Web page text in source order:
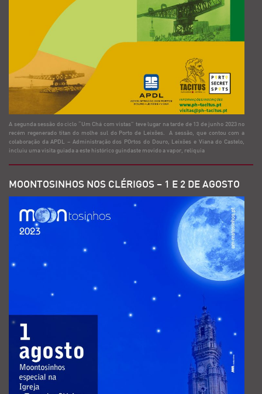
A segunda sessão do ciclo “Um Chá com vistas” teve lugar na tarde de 13 de junho 2023 no
recém regenerado titan do molhe sul do Porto de Leixões. A sessão, que contou com a
colaboração da APDL – Administração dos POrtos do Douro, Leixões e Viana do Castelo,
incluiu uma visita guiada a este histórico guindaste movido a vapor, relíquia
MOONTOSINHOS NOS CLÉRIGOS – 1 E 2 DE AGOSTO